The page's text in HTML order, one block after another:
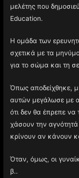
μελέτης που
Education.
Η ομάδα των
σχετικά με τα
για το σώμα και τη
Όπως αποδείχθηκε,
αυτών μεγάλωσε με
ότι δεν θα έπρεπε να
χάσουν την αγνότητά
κρίνουν αν κάνουν
Όταν, όμως, οι
β..